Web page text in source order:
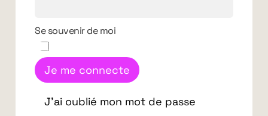
Se souvenir de moi
Je me connecte
J'ai oublié mon mot de passe